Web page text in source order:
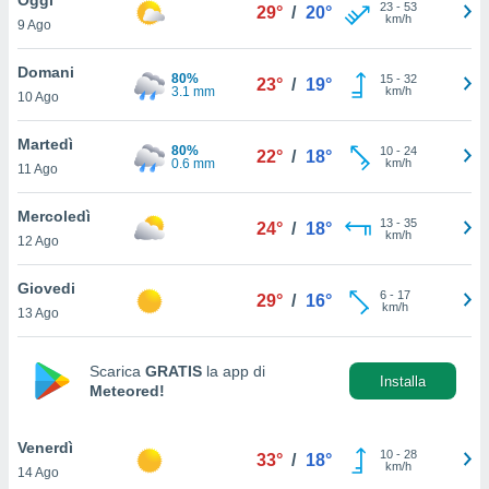
è
al sito
di
ci
di
il
un
la
nella
9 Ago
29° / 20° 23- 53
km/h
Domani
10 Ago
80%
3.1 mm
23° / 19° 15- 32
km/h
Martedì
11 Ago
80%
0.6 mm
22° / 18° 10- 24
km/h
Mercoledì
12 Ago
24° / 18° 13- 35
km/h
Giovedi
13 Ago
29° / 16° 6- 17
km/h
Scarica GRATIS la app di
Meteored!
Installa
Venerdì
14 Ago
33° / 18° 10- 28
km/h